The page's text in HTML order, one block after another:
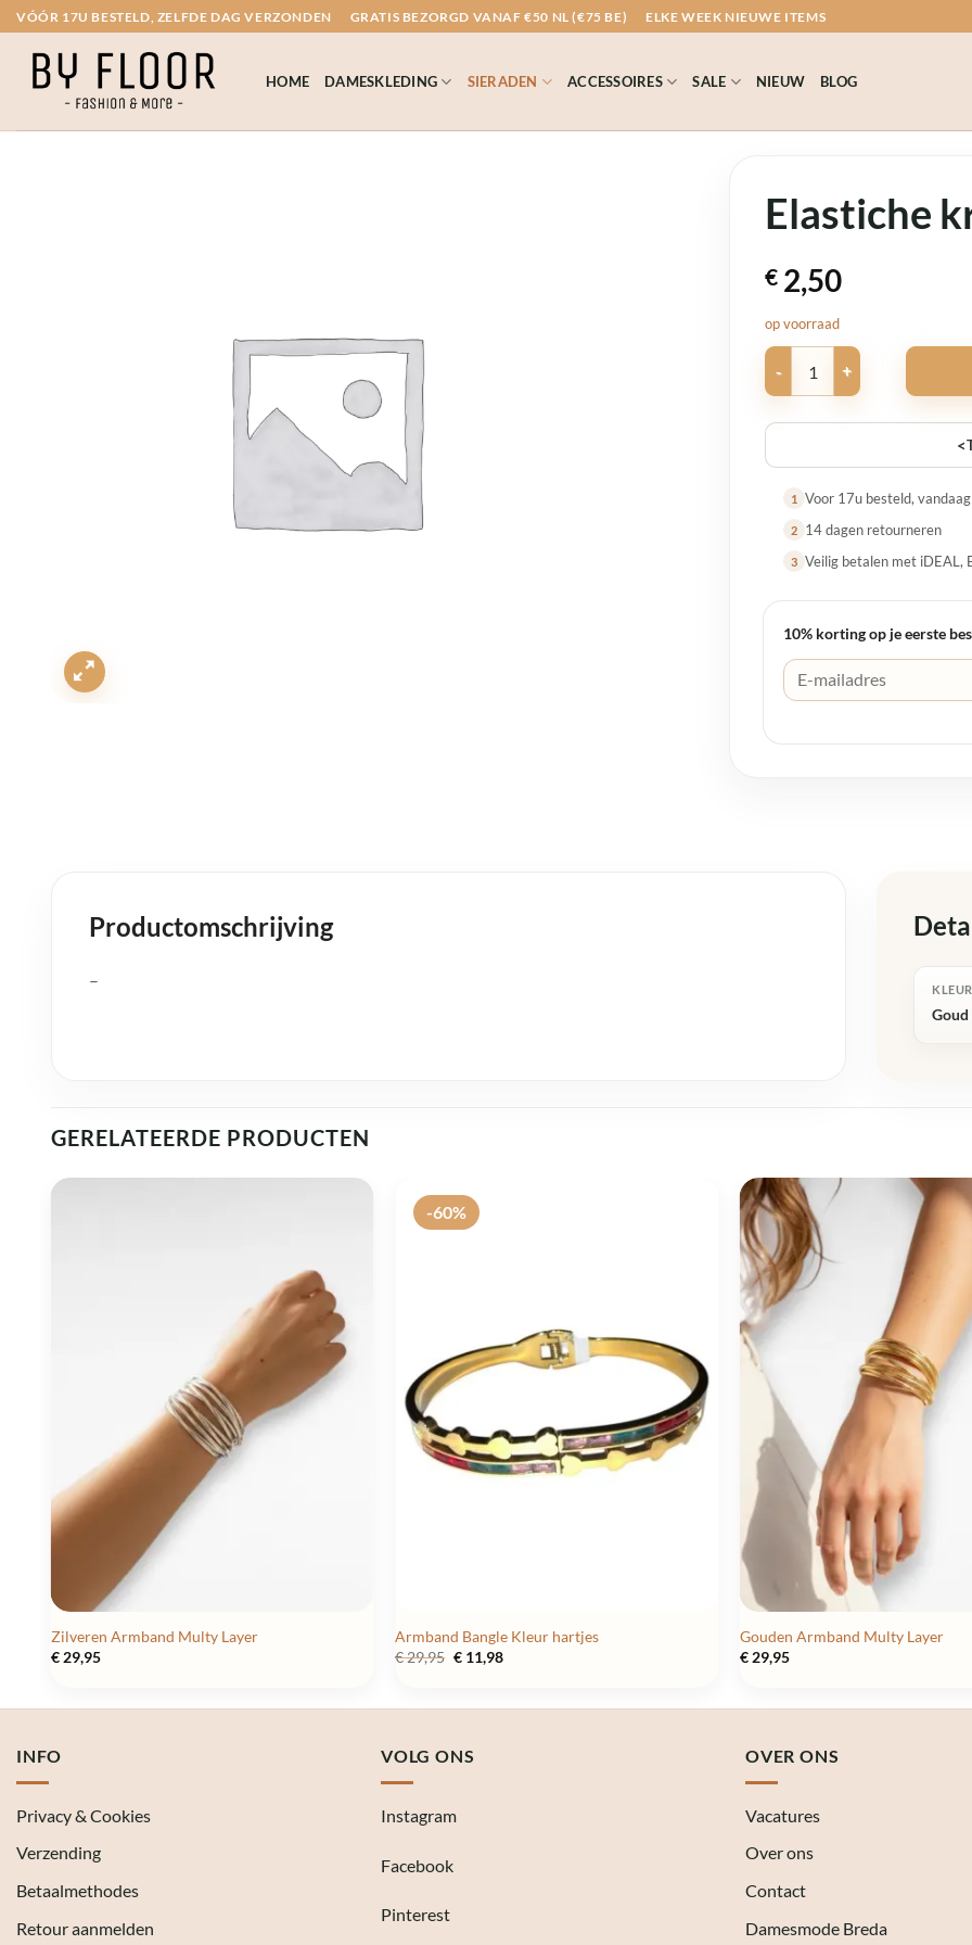
Ga
naar
inhoud
VÓÓR 17U BESTELD, ZELFDE DAG VERZONDEN GRATIS BEZORGD VANAF €50 NL (€75 BE) ELKE WEEK NIEUWE ITEMS
HOME DAMESKLEDING SIERADEN ACCESSOIRES SALE NIEUW BLOG
Elastiche
€ 2,50
op voorraad
Elastiche kralen armband fijn
<
1 Voor 17u besteld,
2 14 dagen retourneren
3 Veilig betalen met iDEAL,
10% korting op je eerste
Productomschrijving
– KLEUR
Goud
GERELATEERDE PRODUCTEN
Zilveren Armband Multy Layer
€29,95
-60%
Armband Bangle Kleur hartjes
€29,95 Oorspronkelijke
€11,98Huidige
Gouden Armband Multy Layer
€29,95
INFO
Privacy & Cookies
Verzending
Betaalmethodes
Retour aanmelden
VOLG ONS
Instagram
Facebook
Pinterest
OVER ONS
Vacatures
Over ons
Contact
Damesmode Breda